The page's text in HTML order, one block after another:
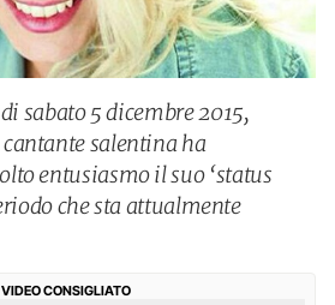
sabato 5 dicembre 2015,
salentina ha
entusiasmo il suo ‘status
che sta attualmente
VIDEO CONSIGLIATO